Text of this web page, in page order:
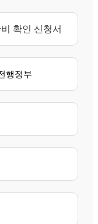
확인 신청서
행정부